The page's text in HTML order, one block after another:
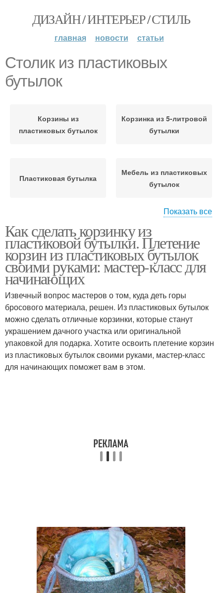
ДИЗАЙН / ИНТЕРЬЕР / СТИЛЬ
главная новости статьи
Столик из пластиковых
бутылок
Корзины из
пластиковых бутылок
Корзинка из 5-литровой
бутылки
Пластиковая бутылка
Мебель из пластиковых
бутылок
пластиковых бутылок
пластиковых бутылок
Пустые бутылки
Показать все
Как сделать корзинку из
пластиковой бутылки. Плетение
корзин из пластиковых бутылок
своими руками: мастер-класс для
начинающих
Извечный вопрос мастеров о том, куда деть горы
бросового материала, решен. Из пластиковых бутылок
можно сделать отличные корзинки, которые станут
украшением дачного участка или оригинальной
упаковкой для подарка. Хотите освоить плетение корзин
из пластиковых бутылок своими руками, мастер-класс
для начинающих поможет вам в этом.